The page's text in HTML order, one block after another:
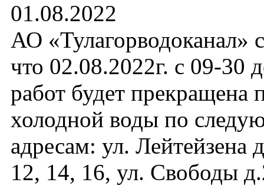
01.08.2022
АО «Тулагорводоканал»
что 02.08.2022г. с 09-30
работ будет прекращена
холодной воды по
адресам: ул. Лейтейзена
12, 14, 16, ул. Свободы